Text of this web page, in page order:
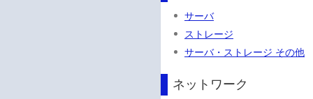
サーバ
ストレージ
サーバ・ストレージ その他
ネットワーク